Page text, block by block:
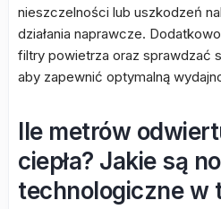
nieszczelności lub uszkodzeń
działania naprawcze.
filtry powietrza oraz sprawdzać
aby zapewnić optymalną
Ile metrów
ciepła? Jakie są
technologiczne w